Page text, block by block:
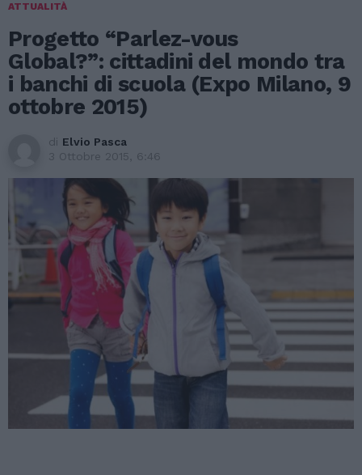
ATTUALITÀ
Progetto “Parlez-vous
Global?”: cittadini del mondo tra
i banchi di scuola (Expo Milano, 9
ottobre 2015)
di Elvio Pasca
3 Ottobre 2015, 6:46